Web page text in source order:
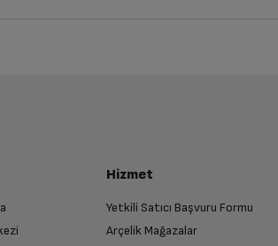
Hizmet
Yetkili Satıcı Başvuru Formu
Arçelik Mağazalar